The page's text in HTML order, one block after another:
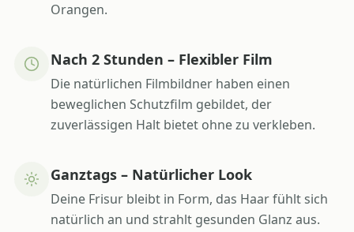
Orangen.
Nach 2 Stunden – Flexibler Film
Die natürlichen Filmbildner haben einen
beweglichen Schutzfilm gebildet, der
zuverlässigen Halt bietet ohne zu verkleben.
Ganztags – Natürlicher Look
Deine Frisur bleibt in Form, das Haar fühlt sich
natürlich an und strahlt gesunden Glanz aus.